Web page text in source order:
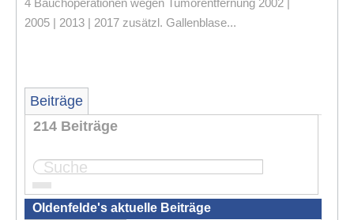
4 Bauchoperationen wegen Tumorentfernung 2002 |
2005 | 2013 | 2017 zusätzl. Gallenblase...
Beiträge
214 Beiträge
Seite: 1 2 3 4 ...
Oldenfelde's aktuelle Beiträge